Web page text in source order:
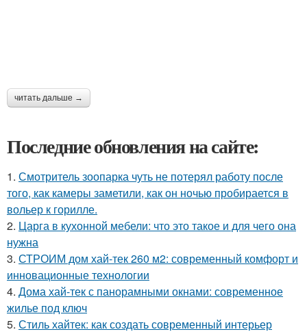
читать дальше →
Последние обновления на сайте:
1. Смотритель зоопарка чуть не потерял работу после
того, как камеры заметили, как он ночью пробирается в
вольер к горилле.
2. Царга в кухонной мебели: что это такое и для чего она
нужна
3. СТРОИМ дом хай-тек 260 м2: современный комфорт и
инновационные технологии
4. Дома хай-тек с панорамными окнами: современное
жилье под ключ
5. Стиль хайтек: как создать современный интерьер